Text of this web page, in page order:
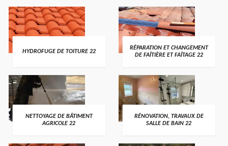
HYDROFUGE DE TOITURE 22
RÉPARATION ET CHANGEMENT
DE FAÎTIÈRE ET FAÎTAGE 22
NETTOYAGE DE BÂTIMENT
AGRICOLE 22
RÉNOVATION, TRAVAUX DE
SALLE DE BAIN 22